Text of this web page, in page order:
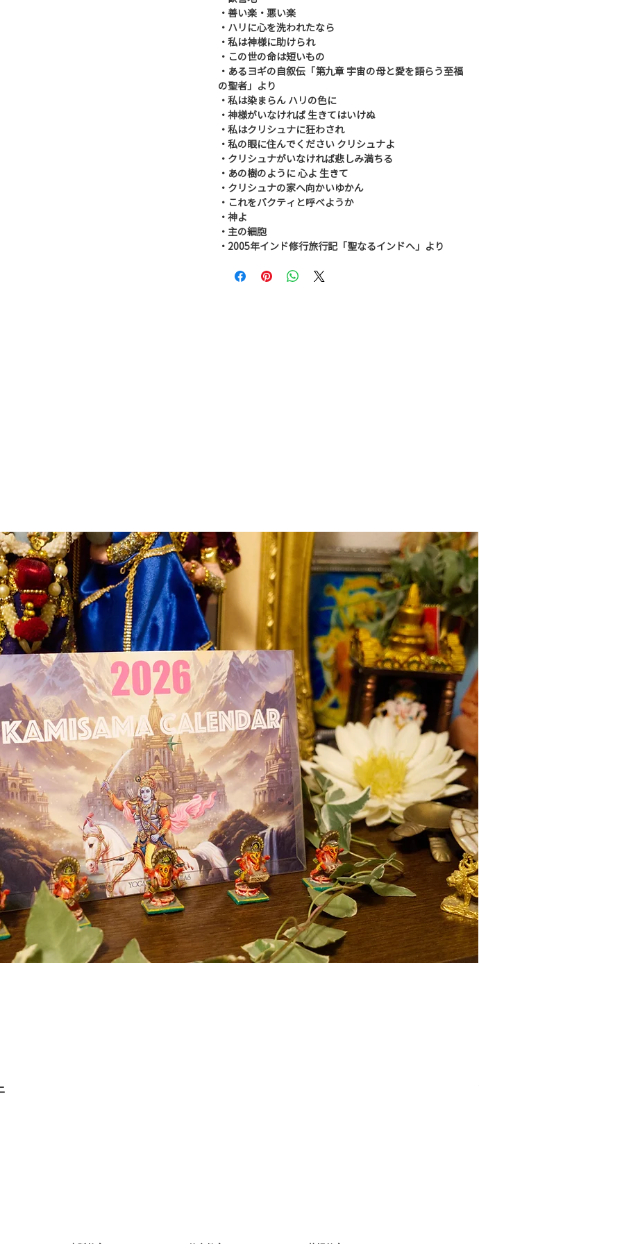
・善い楽・悪い楽
・ハリに心を洗われたなら
・私は神様に助けられ
・この世の命は短いもの
・あるヨギの自叙伝「第九章 宇宙の母と愛を語らう至福
の聖者」より
・私は染まらん ハリの色に
・神様がいなければ 生きてはいけぬ
・私はクリシュナに狂わされ
・私の眼に住んでください クリシュナよ
・クリシュナがいなければ悲しみ満ちる
・あの樹のように 心よ 生きて
・クリシュナの家へ向かいゆかん
・これをバクティと呼べようか
・神よ
・主の細胞
・2005年インド修行旅行記「聖なるインドへ」より